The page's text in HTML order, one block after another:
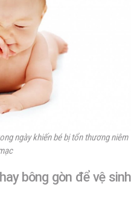
ngày khiến bé bị tổn thương niêm
bông gòn để vệ sinh